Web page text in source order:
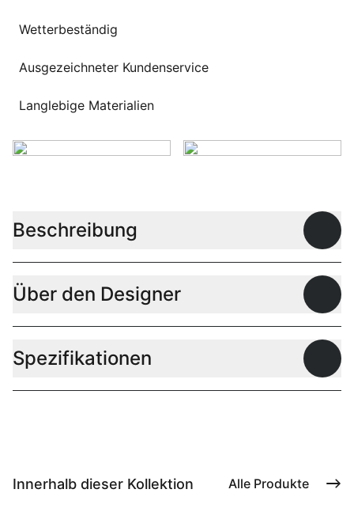
Wetterbeständig
Ausgezeichneter Kundenservice
Langlebige Materialien
Beschreibung
Über den Designer
Spezifikationen
Innerhalb dieser Kollektion Alle Produkte